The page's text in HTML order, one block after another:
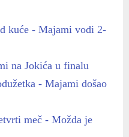
kuće - Majami vodi 2-
na Jokića u finalu
- Majami došao
meč - Možda je